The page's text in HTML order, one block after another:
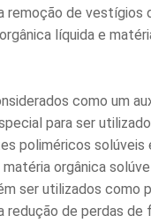
remoção de vestígios
líquida e
como um
para ser
poliméricos solúveis
orgânica
ser utilizados como
redução de perdas de